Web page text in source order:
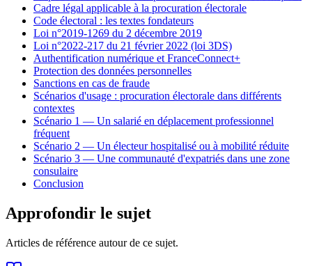
Cadre légal applicable à la procuration électorale
Code électoral : les textes fondateurs
Loi n°2019-1269 du 2 décembre 2019
Loi n°2022-217 du 21 février 2022 (loi 3DS)
Authentification numérique et FranceConnect+
Protection des données personnelles
Sanctions en cas de fraude
Scénarios d'usage : procuration électorale dans différents
contextes
Scénario 1 — Un salarié en déplacement professionnel
fréquent
Scénario 2 — Un électeur hospitalisé ou à mobilité réduite
Scénario 3 — Une communauté d'expatriés dans une zone
consulaire
Conclusion
Approfondir le sujet
Articles de référence autour de ce sujet.